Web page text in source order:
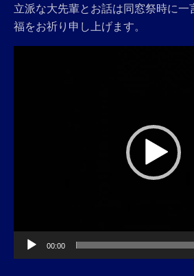
立派な大先輩とお話は同窓祭時に
福をお祈り申し上げます。
00:00